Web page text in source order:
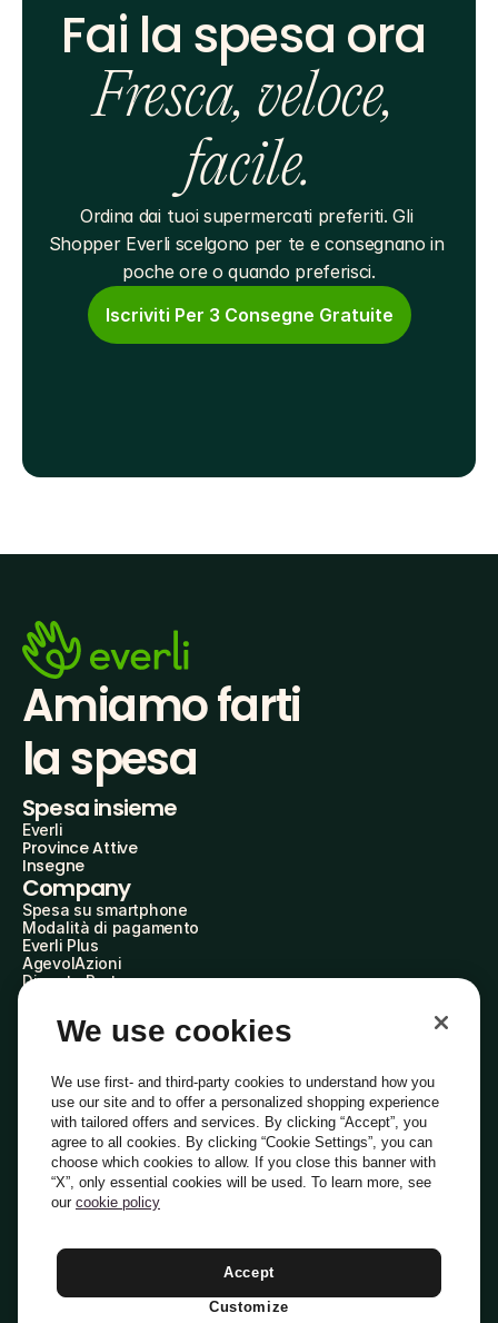
Fai la spesa ora
Fresca, veloce,
facile.
Ordina dai tuoi supermercati preferiti. Gli
Shopper Everli scelgono per te e consegnano in
poche ore o quando preferisci.
Iscriviti Per 3 Consegne Gratuite
Amiamo farti
la spesa
Spesa insieme
Everli
Province Attive
Insegne
Company
Spesa su smartphone
Modalità di pagamento
Everli Plus
AgevolAzioni
Diventa Partner
Everli Shoppers
About Us
Everli News
Domande frequenti
Lavora con noi
Diventa Shopper
Investitori
PrivacyCookiePreferenze Cookie
Termini e CondizioniCodice Etico
Indirizzo PEC: everli@pec.it - indirizzo DPO: dpo@everli.com
Italiano
We use cookies
We use first- and third-party cookies to understand how you
use our site and to offer a personalized shopping experience
with tailored offers and services. By clicking “Accept”, you
agree to all cookies. By clicking “Cookie Settings”, you can
choose which cookies to allow. If you close this banner with
“X”, only essential cookies will be used. To learn more, see
our cookie policy
Accept
Customize